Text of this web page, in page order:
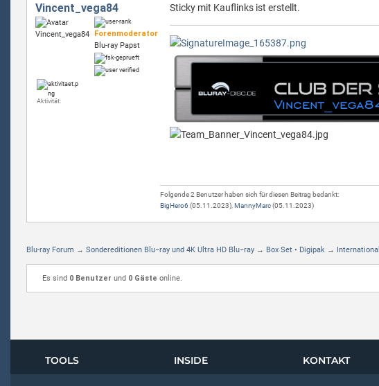
Vincent_vega84
Forenmoderator
Blu-ray Papst
Aktivität:
Sticky mit Kauflinks ist erstellt.
Folgende 2 Benutzer haben sich für diesen Beitrag bedankt:
BigHero6 (05.11.2023), MannyMarc(05.11.2023)
Blu-ray Forum → Sondereditionen Blu−ray und 4K Ultra HD Blu−ray → Box Set • Digipak → International
Es sind 0 Benutzer und 0 Gäste online.
TOOLS INSIDE KONTAKT